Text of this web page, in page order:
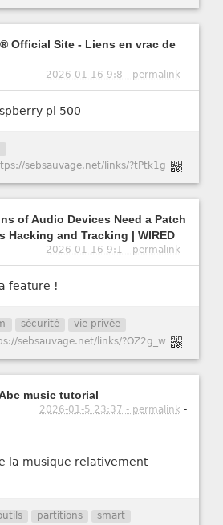
Official Site - Liens en vrac de
2026-01-16 9:8 - permalink -
pi 500
sebsauvage.net/links/?tPtk1g
of Audio Devices Need a Patch
Hacking and Tracking | WIRED
2026-01-16 9:1 - permalink -
feature !
sécurité vie-privée
sebsauvage.net/links/?OZ2g_w
music tutorial
2026-01-5 23:37 - permalink -
la musique relativement
partitions smart